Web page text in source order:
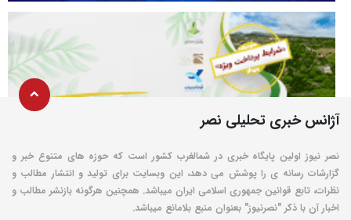
آژانس خبری تحلیلی نصر
نصر نیوز اولین پایگاه خبری در شمالغرب کشور است که حوزه های متنوع خبر و
گزارشات رسانه ی را پوشش می دهد، این وبسایت برای تولید و انتشار مطالب و
نظرات، تابع قوانین جمهوری اسلامی ایران میباشد. همچنین هرگونه بازنشر مطالب و
اخبار آن با ذکر "نصرنیوز" بعنوان منبع بلامانع میباشد.